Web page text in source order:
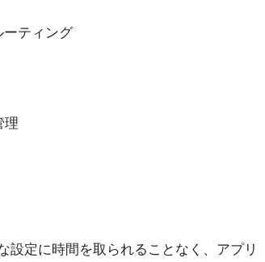
ティング
理
設定に時間を取られることなく、アプリ